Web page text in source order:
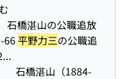
石橋湛山の公職追放
66平野力三の公職追
石橋湛山（1884-